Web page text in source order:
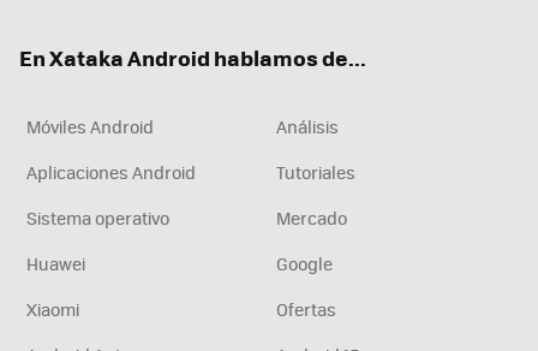
En Xataka Android hablamos de...
Móviles Android
Análisis
Aplicaciones Android
Tutoriales
Sistema operativo
Mercado
Huawei
Google
Xiaomi
Ofertas